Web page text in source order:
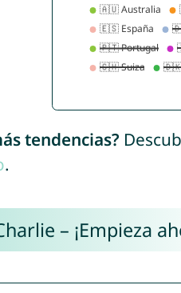
tendencias?
.
– ¡Empieza